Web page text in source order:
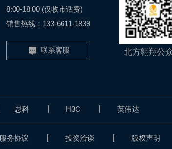
8:00-18:00 (仅收市话费)
销售热线：133-6611-1839
联系客服 北方翱翔公
思科 H3C 英伟达
服务协议 投资洽谈 版权声明